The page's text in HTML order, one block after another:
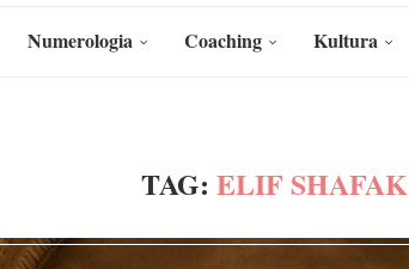
Numerologia Coaching Kultura
TAG: ELIF SHAFAK